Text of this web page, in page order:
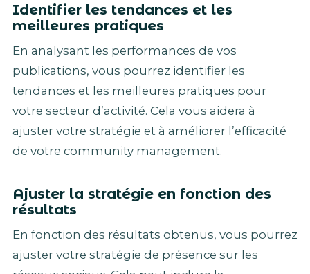
Identifier les tendances et les
meilleures pratiques
En analysant les performances de vos
publications, vous pourrez identifier les
tendances et les meilleures pratiques pour
votre secteur d’activité. Cela vous aidera à
ajuster votre stratégie et à améliorer l’efficacité
de votre community management.
Ajuster la stratégie en fonction des
résultats
En fonction des résultats obtenus, vous pourrez
ajuster votre stratégie de présence sur les